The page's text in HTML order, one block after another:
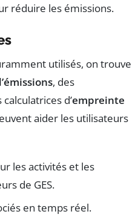
réduire les émissions.
utilisés, on trouve
, des
d’empreinte
aider les utilisateurs
les activités et les
de GES.
en temps réel.